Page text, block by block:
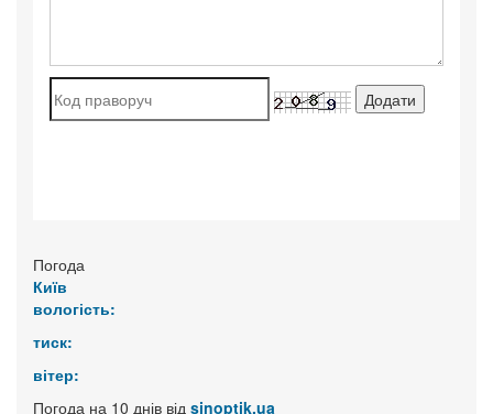
Погода
Київ
вологість:
тиск:
вітер:
Погода на 10 днів від sinoptik.ua